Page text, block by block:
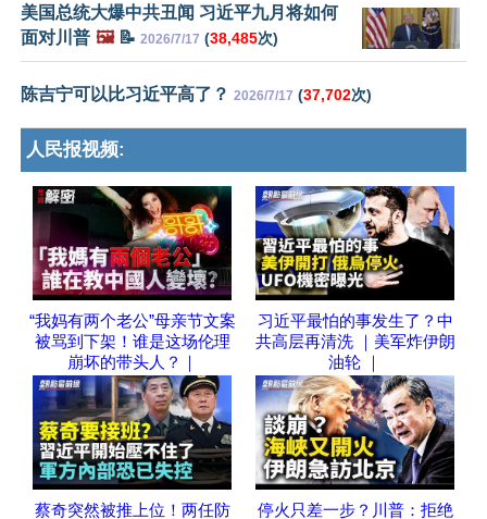
美国总统大爆中共丑闻 习近平九月将如何
面对川普 🖼️📝 2026/7/17 (38,485次)
陈吉宁可以比习近平高了？ 2026/7/17 (37,702次)
人民报视频:
“我妈有两个老公”母亲节文案
被骂到下架！谁是这场伦理
崩坏的带头人？｜
习近平最怕的事发生了？中
共高层再清洗 ｜美军炸伊朗
油轮 ｜
蔡奇突然被推上位！两任防
停火只差一步？川普：拒绝